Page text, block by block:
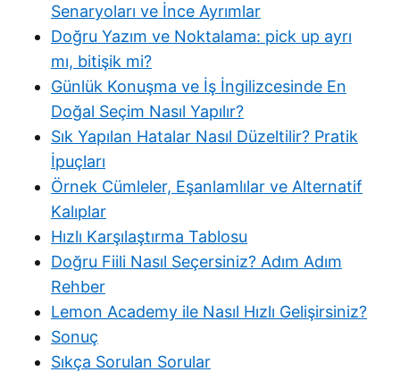
Senaryoları ve İnce Ayrımlar
Doğru Yazım ve Noktalama: pick up ayrı
mı, bitişik mi?
Günlük Konuşma ve İş İngilizcesinde En
Doğal Seçim Nasıl Yapılır?
Sık Yapılan Hatalar Nasıl Düzeltilir? Pratik
İpuçları
Örnek Cümleler, Eşanlamlılar ve Alternatif
Kalıplar
Hızlı Karşılaştırma Tablosu
Doğru Fiili Nasıl Seçersiniz? Adım Adım
Rehber
Lemon Academy ile Nasıl Hızlı Gelişirsiniz?
Sonuç
Sıkça Sorulan Sorular